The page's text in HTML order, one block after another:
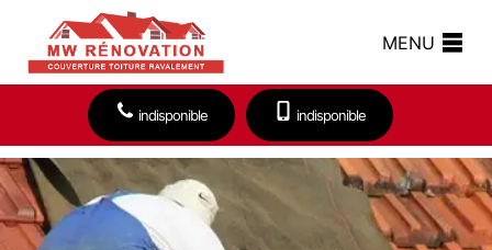
MENU
indisponible indisponible